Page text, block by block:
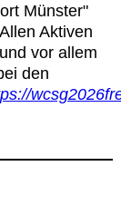
Münster"
Aktiven
vor allem
den